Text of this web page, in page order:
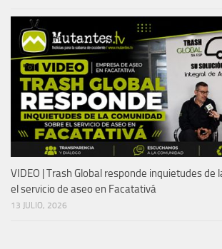
VIDEO | Trash Global responde inquietudes de
el servicio de aseo en Facatativá
13 JULIO, 2026